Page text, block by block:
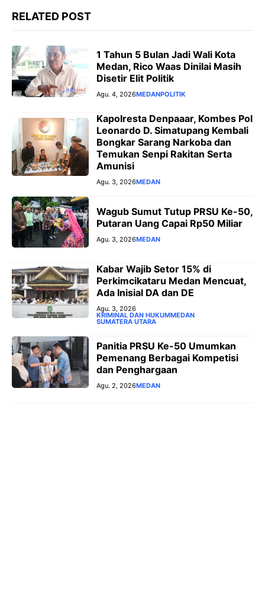
RELATED POST
1 Tahun 5 Bulan Jadi Wali Kota
Medan, Rico Waas Dinilai Masih
Disetir Elit Politik
Agu. 4, 2026MEDANPOLITIK
Kapolresta Denpaaar, Kombes Pol
Leonardo D. Simatupang Kembali
Bongkar Sarang Narkoba dan
Temukan Senpi Rakitan Serta
Amunisi
Agu. 3, 2026MEDAN
Wagub Sumut Tutup PRSU Ke-50,
Putaran Uang Capai Rp50 Miliar
Agu. 3, 2026MEDAN
‎Kabar Wajib Setor 15% di
Perkimcikataru Medan Mencuat,
Ada Inisial DA dan DE
Agu. 3, 2026
KRIMINAL DAN HUKUMMEDAN
SUMATERA UTARA
Panitia PRSU Ke-50 Umumkan
Pemenang Berbagai Kompetisi
dan Penghargaan
Agu. 2, 2026MEDAN